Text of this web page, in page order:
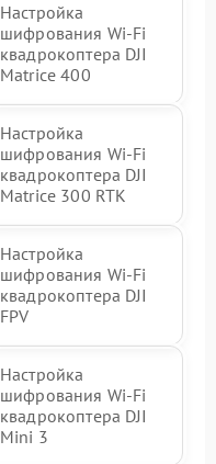
Настройка
шифрования Wi-Fi
квадрокоптера DJI
Matrice 400
Настройка
шифрования Wi-Fi
квадрокоптера DJI
Matrice 300 RTK
Настройка
шифрования Wi-Fi
квадрокоптера DJI
FPV
Настройка
шифрования Wi-Fi
квадрокоптера DJI
Mini 3